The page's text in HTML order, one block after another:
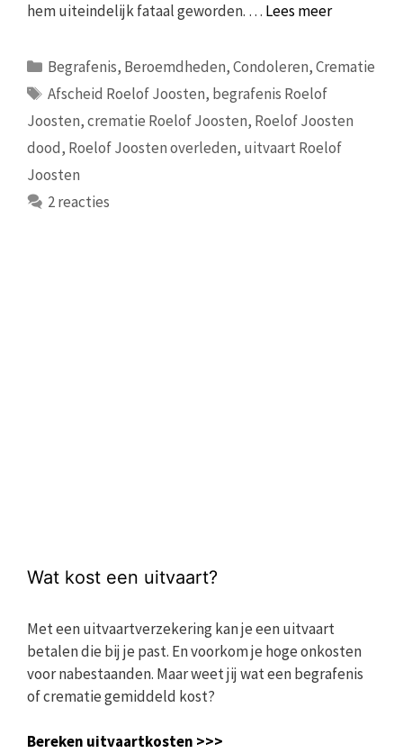
hem uiteindelijk fataal geworden. … Lees meer
Categorieën
Begrafenis, Beroemdheden,Condoleren,Crematie
Tags
Afscheid Roelof Joosten, begrafenis Roelof
Joosten,crematie Roelof Joosten, Roelof Joosten
dood, Roelof Joosten overleden, uitvaart Roelof
Joosten
2 reacties
Wat kost een uitvaart?
Met een uitvaartverzekering kan je een uitvaart
betalen die bij je past. En voorkom je hoge onkosten
voor nabestaanden. Maar weet jij wat een begrafenis
of crematie gemiddeld kost?
Bereken uitvaartkosten >>>